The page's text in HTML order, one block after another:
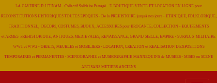
LA CAVERNE D' UTINAM - Collectif Solidaire Partagé - E-BOUTIQUE VENTE ET LOCATION EN LIGNE pour
RECONSTITUTIONS HISTORIQUES TOUTES EPOQUES - De la PREHISTOIRE jusqu'à nos jours - ETHNIQUE, FOLKLORIQUE,
TRADITIONNEL, DECORS, COSTUMES, BIJOUX, ACCESSOIRES pour BROCANTE, COLLECTION - EQUIPEMENTS
et ARMES PREHISTORIQUE, ANTIQUES, MEDIEVALES, RENAISSANCE, GRAND SIECLE, EMPIRE - SURPLUS MILITAIRE
WW1 et WW2 - OBJETS, MEUBLES et MOBILIERS - LOCATION, CREATION et REALISATION D'EXPOSITIONS
TEMPORAIRES et PERMANENTES - SCENOGRAPHIE et MUSEOGRAPHIE MANNEQUINS de MUSEES - MISES en SCENE
ARTISANS METIERS ANCIENS